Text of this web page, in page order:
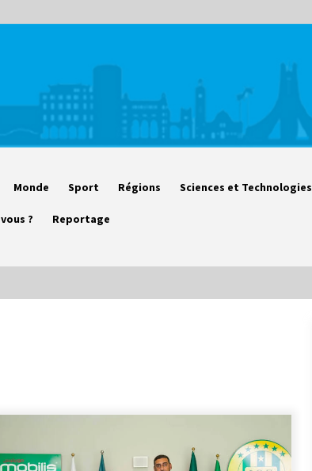
Monde Sport Régions Sciences et Technologies
? Reportage
La Gendarmerie nationale lance ses
1 semaine ago